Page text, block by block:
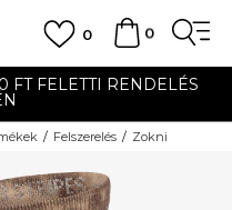
0
0
FT FELETTI RENDELÉS
Felszerelés Zokni